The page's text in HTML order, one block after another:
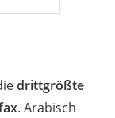
drittgrößte
. Arabisch